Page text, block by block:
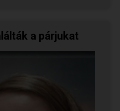
a párjukat